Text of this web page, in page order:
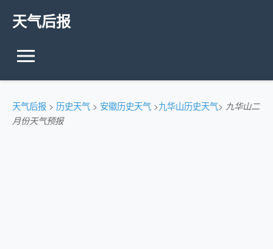
天气后报
天气后报 > 历史天气 > 安徽历史天气 >九华山历史天气> 九华山二
月份天气预报